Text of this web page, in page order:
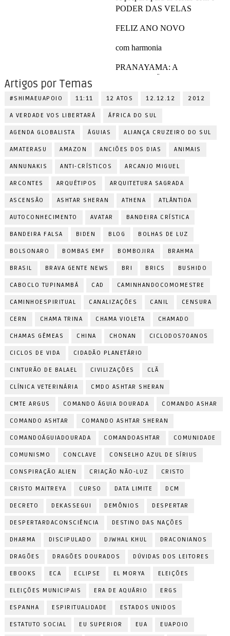
Artigos por Temas
#SHIMAEUAPOIO 11:11 12 ATOS 12.12.12 2012
A VERDADE VOS LIBERTARÁ ÁFRICA DO SUL
AGENDA GLOBALISTA ÁGUIAS ALIANÇA CRUZEIRO DO SUL
AMATERASU AMAZON ANCIÕES DOS DIAS ANIMAIS
ANNUNAKIS ANTI-CRÍSTICOS ARCANJO MIGUEL
ARCONTES ARQUÉTIPOS ARQUITETURA SAGRADA
ASCENSÃO ASHTAR SHERAN ATHENA ATLÂNTIDA
AUTOCONHECIMENTO AVATAR BANDEIRA CRÍSTICA
BANDEIRA FALSA BIDEN BLOG BOLHAS DE LUZ
BOLSONARO BOMBAS EMF BOMBOJIRA BRAHMA
BRASIL BRAVA GENTE NEWS BRI BRICS BUSHIDO
CABOCLO TUPINAMBÁ CAD CAMINHANDOCOMOMESTRE
CAMINHOESPIRITUAL CANALIZAÇÕES CANIL CENSURA
CERN CHAMA TRINA CHAMA VIOLETA CHAMADO
CHAMAS GÊMEAS CHINA CHONAN CICLODOS70ANOS
CICLOS DE VIDA CIDADÃO PLANETÁRIO
CINTURÃO DE BALAEL CIVILIZAÇÕES CLÃ
CLÍNICA VETERINÁRIA CMDO ASHTAR SHERAN
CMTE ARGUS COMANDO ÁGUIA DOURADA COMANDO ASHAR
COMANDO ASHTAR COMANDO ASHTAR SHERAN
COMANDOÁGUIADOURADA COMANDOASHTAR COMUNIDADE
COMUNISMO CONCLAVE CONSELHO AZUL DE SÍRIUS
CONSPIRAÇÃO ALIEN CRIAÇÃO NÃO-LUZ CRISTO
CRISTO MAITREYA CURSO DATA LIMITE DCM
DECRETO DEKASSEGUI DEMÔNIOS DESPERTAR
DESPERTARDACONSCIÊNCIA DESTINO DAS NAÇÕES
DHARMA DISCIPULADO DJWHAL KHUL DRACONIANOS
DRAGÕES DRAGÕES DOURADOS DÚVIDAS DOS LEITORES
EBOOKS ECA ECLIPSE EL MORYA ELEIÇÕES
ELEIÇÕES MUNICIPAIS ERA DE AQUÁRIO ERGS
ESPANHA ESPIRITUALIDADE ESTADOS UNIDOS
ESTATUTO SOCIAL EU SUPERIOR EUA EUAPOIO